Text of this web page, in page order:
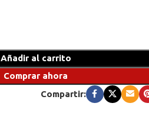
Añadir al carrito
Comprar ahora
Compartir: